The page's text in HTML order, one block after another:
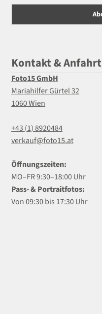
Kontakt & Anfahrt
Foto15 GmbH
Mariahilfer Gürtel 32
1060 Wien
+43 (1) 8920484
verkauf@foto15.at
Öffnungszeiten:
MO–FR 9:30–18:00 Uhr
Pass- & Portraitfotos:
Von 09:30 bis 17:30 Uhr